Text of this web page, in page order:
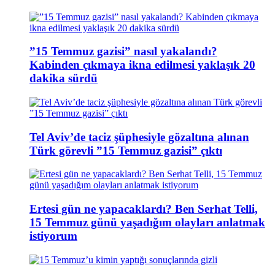
”15 Temmuz gazisi” nasıl yakalandı?
Kabinden çıkmaya ikna edilmesi yaklaşık 20
dakika sürdü
Tel Aviv’de taciz şüphesiyle gözaltına alınan
Türk görevli ”15 Temmuz gazisi” çıktı
Ertesi gün ne yapacaklardı? Ben Serhat Telli,
15 Temmuz günü yaşadığım olayları anlatmak
istiyorum